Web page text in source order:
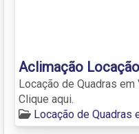
Aclimação
Locação de Quadras
Clique aqui.
Locação de Quadras